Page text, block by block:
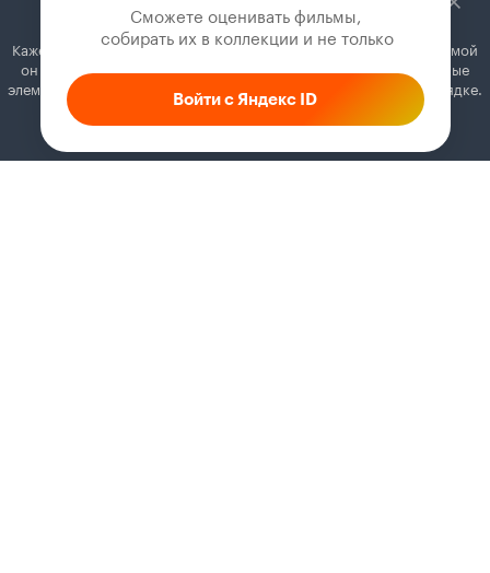
Сможете оценивать фильмы,
собирать их в коллекции и не только
Войти с Яндекс ID
Кажется, вы используете блокировщик рекламы. Вместе с рекламой
он может отключать постеры, папки с фильмами и другие важные
элементы. Добавьте Кинопоиск в исключения, и всё будет в порядке.
Как это сделать